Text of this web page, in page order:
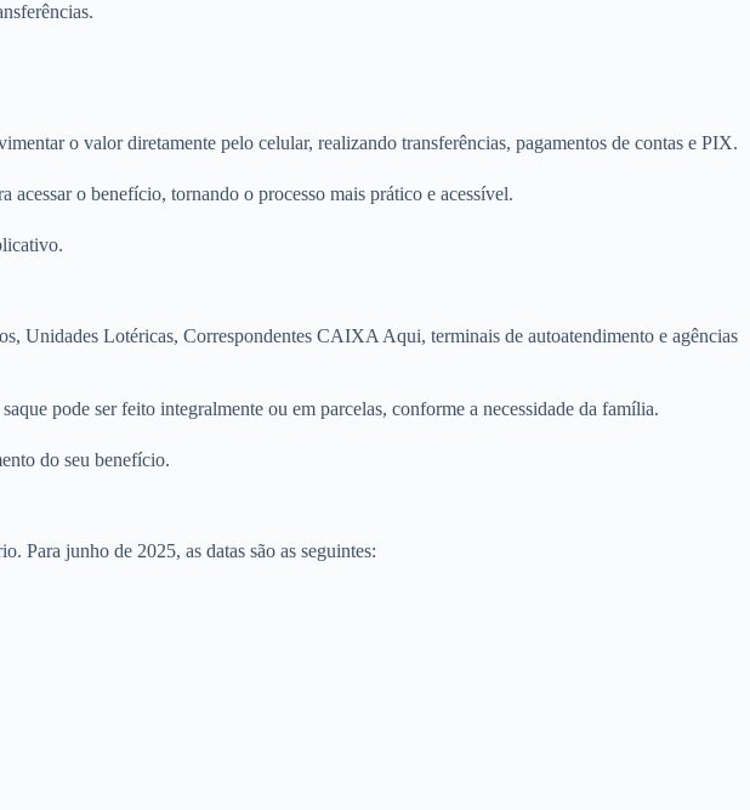
o valor diretamente pelo celular, realizando transferências, pagamentos de contas e PIX.
o benefício, tornando o processo mais prático e acessível.
Unidades Lotéricas, Correspondentes CAIXA Aqui, terminais de autoatendimento e agências
pode ser feito integralmente ou em parcelas, conforme a necessidade da família.
do seu benefício.
Para junho de 2025, as datas são as seguintes: